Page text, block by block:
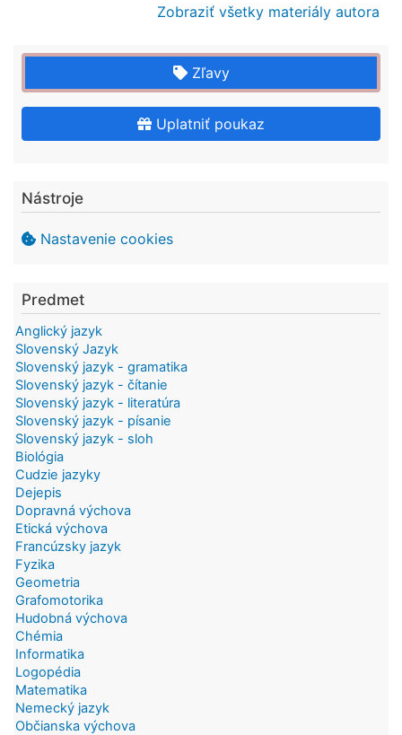
Zobraziť všetky materiály autora
Zľavy
Uplatniť poukaz
Nástroje
Nastavenie cookies
Predmet
Anglický jazyk
Slovenský Jazyk
Slovenský jazyk - gramatika
Slovenský jazyk - čítanie
Slovenský jazyk - literatúra
Slovenský jazyk - písanie
Slovenský jazyk - sloh
Biológia
Cudzie jazyky
Dejepis
Dopravná výchova
Etická výchova
Francúzsky jazyk
Fyzika
Geometria
Grafomotorika
Hudobná výchova
Chémia
Informatika
Logopédia
Matematika
Nemecký jazyk
Občianska výchova